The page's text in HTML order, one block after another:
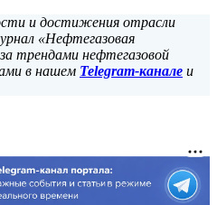
и достижения отрасли
«Нефтегазовая
трендами нефтегазовой
в нашем Telegram-канале и